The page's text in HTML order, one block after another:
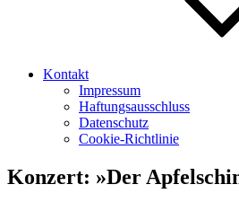
Kontakt
Impressum
Haftungsausschluss
Datenschutz
Cookie-Richtlinie
Konzert: »Der